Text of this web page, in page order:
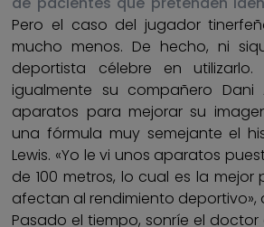
Pero el caso del jugador
mucho menos. De hecho, ni
deportista célebre en
igualmente su compañero Dani
aparatos para mejorar su
una fórmula muy semejante el
Lewis. «Yo le vi unos aparatos
de 100 metros, lo cual es la
afectan al rendimiento deportivo»,
Pasado el tiempo, sonríe el